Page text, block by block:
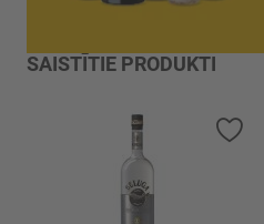
SAISTĪTIE PRODUKTI